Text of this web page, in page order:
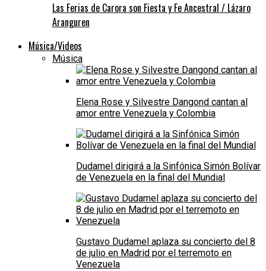
Las Ferias de Carora son Fiesta y Fe Ancestral / Lázaro
Aranguren
Música/Videos
Música
Elena Rose y Silvestre Dangond cantan al
amor entre Venezuela y Colombia
Dudamel dirigirá a la Sinfónica Simón Bolívar
de Venezuela en la final del Mundial
Gustavo Dudamel aplaza su concierto del 8
de julio en Madrid por el terremoto en
Venezuela